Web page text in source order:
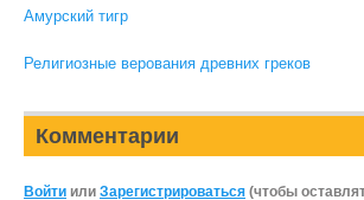
Амурский тигр
Религиозные верования древних греков
Комментарии
Войти или Зарегистрироваться (чтобы